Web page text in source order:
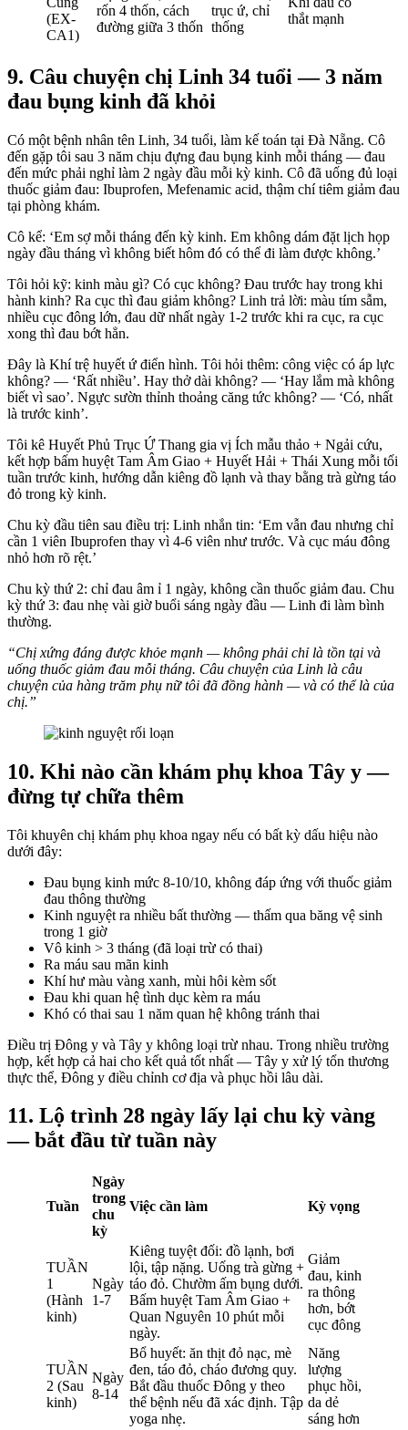
(EX-
CA1)
rốn 4 thốn, cách
đường giữa 3 thốn
trục ứ, chỉ
thống
thắt mạnh
9. Câu chuyện chị Linh 34 tuổi — 3 năm
đau bụng kinh đã khỏi
Có một bệnh nhân tên Linh, 34 tuổi, làm kế toán tại Đà Nẵng. Cô
đến gặp tôi sau 3 năm chịu đựng đau bụng kinh mỗi tháng — đau
đến mức phải nghỉ làm 2 ngày đầu mỗi kỳ kinh. Cô đã uống đủ loại
thuốc giảm đau: Ibuprofen, Mefenamic acid, thậm chí tiêm giảm đau
tại phòng khám.
Cô kể: ‘Em sợ mỗi tháng đến kỳ kinh. Em không dám đặt lịch họp
ngày đầu tháng vì không biết hôm đó có thể đi làm được không.’
Tôi hỏi kỹ: kinh màu gì? Có cục không? Đau trước hay trong khi
hành kinh? Ra cục thì đau giảm không? Linh trả lời: màu tím sẫm,
nhiều cục đông lớn, đau dữ nhất ngày 1-2 trước khi ra cục, ra cục
xong thì đau bớt hẳn.
Đây là Khí trệ huyết ứ điển hình. Tôi hỏi thêm: công việc có áp lực
không? — ‘Rất nhiều’. Hay thở dài không? — ‘Hay lắm mà không
biết vì sao’. Ngực sườn thỉnh thoảng căng tức không? — ‘Có, nhất
là trước kinh’.
Tôi kê Huyết Phủ Trục Ứ Thang gia vị Ích mẫu thảo + Ngải cứu,
kết hợp bấm huyệt Tam Âm Giao + Huyết Hải + Thái Xung mỗi tối
tuần trước kinh, hướng dẫn kiêng đồ lạnh và thay bằng trà gừng táo
đỏ trong kỳ kinh.
Chu kỳ đầu tiên sau điều trị: Linh nhắn tin: ‘Em vẫn đau nhưng chỉ
cần 1 viên Ibuprofen thay vì 4-6 viên như trước. Và cục máu đông
nhỏ hơn rõ rệt.’
Chu kỳ thứ 2: chỉ đau âm ỉ 1 ngày, không cần thuốc giảm đau. Chu
kỳ thứ 3: đau nhẹ vài giờ buổi sáng ngày đầu — Linh đi làm bình
thường.
“Chị xứng đáng được khỏe mạnh — không phải chỉ là tồn tại và
uống thuốc giảm đau mỗi tháng. Câu chuyện của Linh là câu
chuyện của hàng trăm phụ nữ tôi đã đồng hành — và có thể là của
chị.”
10. Khi nào cần khám phụ khoa Tây y —
đừng tự chữa thêm
Tôi khuyên chị khám phụ khoa ngay nếu có bất kỳ dấu hiệu nào
dưới đây:
Đau bụng kinh mức 8-10/10, không đáp ứng với thuốc giảm
đau thông thường
Kinh nguyệt ra nhiều bất thường — thấm qua băng vệ sinh
trong 1 giờ
Vô kinh > 3 tháng (đã loại trừ có thai)
Ra máu sau mãn kinh
Khí hư màu vàng xanh, mùi hôi kèm sốt
Đau khi quan hệ tình dục kèm ra máu
Khó có thai sau 1 năm quan hệ không tránh thai
Điều trị Đông y và Tây y không loại trừ nhau. Trong nhiều trường
hợp, kết hợp cả hai cho kết quả tốt nhất — Tây y xử lý tổn thương
thực thể, Đông y điều chỉnh cơ địa và phục hồi lâu dài.
11. Lộ trình 28 ngày lấy lại chu kỳ vàng
— bắt đầu từ tuần này
Tuần
Ngày
trong
chu
kỳ
Việc cần làm Kỳ vọng
TUẦN
1
(Hành
kinh)
Ngày
1-7
Kiêng tuyệt đối: đồ lạnh, bơi
lội, tập nặng. Uống trà gừng +
táo đỏ. Chườm ấm bụng dưới.
Bấm huyệt Tam Âm Giao +
Quan Nguyên 10 phút mỗi
ngày.
Giảm
đau, kinh
ra thông
hơn, bớt
cục đông
TUẦN
2 (Sau
kinh)
Ngày
8-14
Bổ huyết: ăn thịt đỏ nạc, mè
đen, táo đỏ, cháo đương quy.
Bắt đầu thuốc Đông y theo
thể bệnh nếu đã xác định. Tập
yoga nhẹ.
Năng
lượng
phục hồi,
da dẻ
sáng hơn